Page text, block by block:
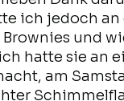
ich jedoch
und
hatte sie an
am